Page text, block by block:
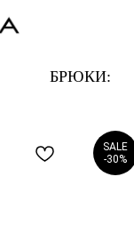
БРЮКИ:
SALE
-30%